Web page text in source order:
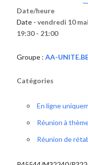
Date/heure
Date - vendredi 10
19:30 - 21:00
Groupe : AA-
Catégories
En ligne
Réunion à
Réunion de